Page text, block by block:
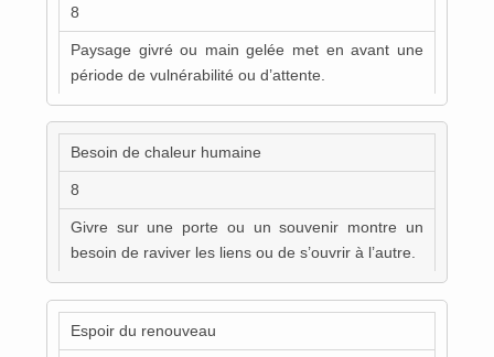
8
Paysage givré ou main gelée met en avant une
période de vulnérabilité ou d’attente.
Besoin de chaleur humaine
8
Givre sur une porte ou un souvenir montre un
besoin de raviver les liens ou de s’ouvrir à l’autre.
Espoir du renouveau